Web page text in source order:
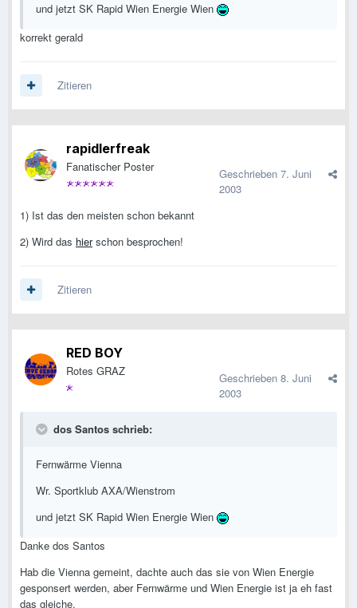
und jetzt SK Rapid Wien Energie Wien
korrekt gerald
Zitieren
rapidlerfreak
Fanatischer Poster Geschrieben 7. Juni
2003
1) Ist das den meisten schon bekannt
2) Wird das hierschon besprochen!
Zitieren
RED BOY
Rotes GRAZ Geschrieben 8. Juni
2003
dos Santos schrieb:
Fernwärme Vienna
Wr. Sportklub AXA/Wienstrom
und jetzt SK Rapid Wien Energie Wien
Danke dos Santos
Hab die Vienna gemeint, dachte auch das sie von Wien Energie
gesponsert werden, aber Fernwärme und Wien Energie ist ja eh fast
das gleiche.